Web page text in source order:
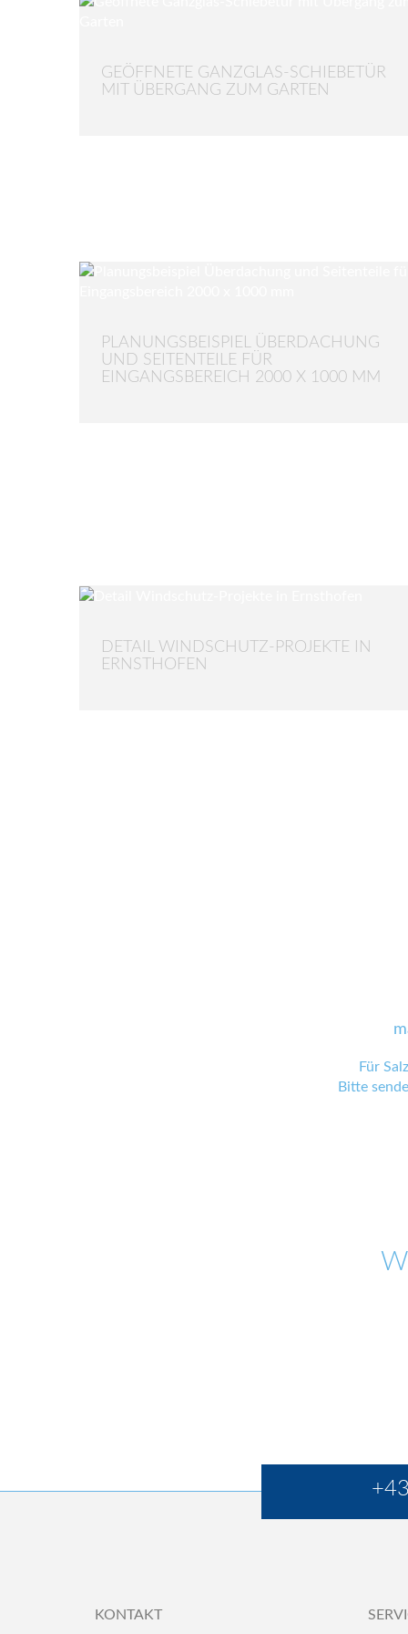
GEÖFFNETE GANZGLAS-SCHIEBETÜR
MIT ÜBERGANG ZUM GARTEN
PLANUNGSBEISPIEL ÜBERDACHUNG
UND SEITENTEILE FÜR
EINGANGSBEREICH 2000 X 1000 MM
DETAIL WINDSCHUTZ-PROJEKTE IN
ERNSTHOFEN
Für
Bitte
KONTAKT